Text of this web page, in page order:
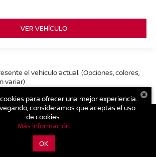
VER VEHÍCULO
el vehiculo actual. (Opciones, colores,
variar)
| Ventas:
Mapa del sitio
para ofrecer una mejor experiencia.
consideramos que aceptas el uso
de cookies.
Más información
OK